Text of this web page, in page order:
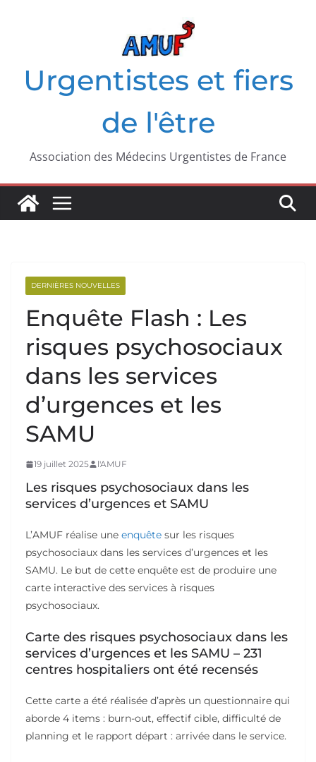
Urgentistes et fiers
de l'être
Association des Médecins Urgentistes de France
DERNIÈRES NOUVELLES
Enquête Flash : Les
risques psychosociaux
dans les services
d’urgences et les
SAMU
19 juillet 2025 l'AMUF
Les risques psychosociaux dans les
services d’urgences et SAMU
L’AMUF réalise une enquête sur les risques
psychosociaux dans les services d’urgences et les
SAMU. Le but de cette enquête est de produire une
carte interactive des services à risques
psychosociaux.
Carte des risques psychosociaux dans les
services d’urgences et les SAMU – 231
centres hospitaliers ont été recensés
Cette carte a été réalisée d’après un questionnaire qui
aborde 4 items : burn-out, effectif cible, difficulté de
planning et le rapport départ : arrivée dans le service.